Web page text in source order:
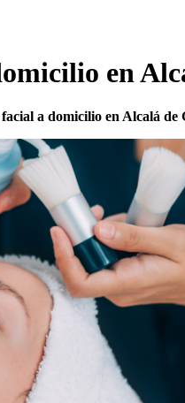
en
a domicilio en Alcalá de